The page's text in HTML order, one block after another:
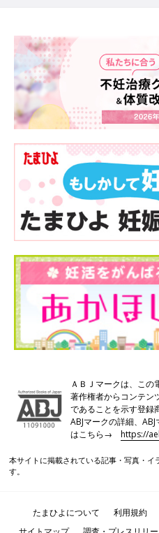
ン濃度が高いと卵巣腫瘍や排卵
●甲状腺刺激ホルモン
甲状腺の機能が不妊に関わると
ていると判断した場合は、採血
男性が受ける検査
1回で済むことがほとんどです。
◎基本の検査
●問診・触診・精液検査
初診は婦人科、問題があれば泌
の奇形、精索静脈瘤などを視診
数日間禁欲後、自宅か病院でマ
時間以内に病院に提出します。
●DFI・ORP
DNA断片化指数検査（DFI検査
精子かどうかを調べる検査。酸
化ストレスを受けている精子の
◎精密検査
採血をしてホルモンの分泌状態
腫など、精子をつくる能力がわ
ＡＢＪマークは、この
著作権者からコンテン
であることを示す登録
ABJマークの詳細、
はこちら→https://
本サイトに掲載されている記事・写真・
す。
たまひよについて 利用規約